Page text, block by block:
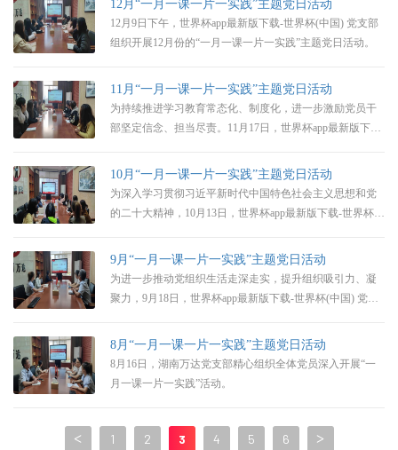
12月“一月一课一片一实践”主题党日活动
12月9日下午，世界杯app最新版下载-世界杯(中国) 党支部
组织开展12月份的“一月一课一片一实践”主题党日活动。
11月“一月一课一片一实践”主题党日活动
为持续推进学习教育常态化、制度化，进一步激励党员干
部坚定信念、担当尽责。11月17日，世界杯app最新版下载-
一实践”主题党日活动。
10月“一月一课一片一实践”主题党日活动
为深入学习贯彻习近平新时代中国特色社会主义思想和党
的二十大精神，10月13日，世界杯app最新版下载-世界杯
动。
9月“一月一课一片一实践”主题党日活动
为进一步推动党组织生活走深走实，提升组织吸引力、凝
聚力，9月18日，世界杯app最新版下载-世界杯(中国) 党组
员学榜样、当先锋、做示范。
8月“一月一课一片一实践”主题党日活动
8月16日，湖南万达党支部精心组织全体党员深入开展“一
月一课一片一实践”活动。
< 1 2 3 4 5 6 >